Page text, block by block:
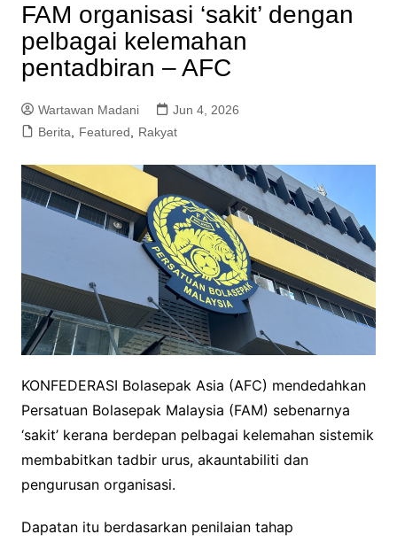
FAM organisasi ‘sakit’ dengan
pelbagai kelemahan
pentadbiran – AFC
Wartawan Madani
Jun 4, 2026
Berita, Featured, Rakyat
KONFEDERASI Bolasepak Asia (AFC) mendedahkan
Persatuan Bolasepak Malaysia (FAM) sebenarnya
‘sakit’ kerana berdepan pelbagai kelemahan sistemik
membabitkan tadbir urus, akauntabiliti dan
pengurusan organisasi.
Dapatan itu berdasarkan penilaian tahap